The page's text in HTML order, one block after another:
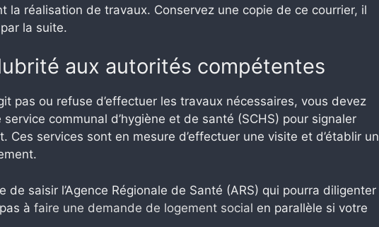
la réalisation de travaux. Conservez une copie de ce courrier, il
la suite.
aux autorités compétentes
pas ou refuse d’effectuer les travaux nécessaires, vous devez
communal d’hygiène et de santé (SCHS) pour signaler
Ces services sont en mesure d’effectuer une visite et d’établir un
de saisir l’Agence Régionale de Santé (ARS) qui pourra diligenter
à faire une demande de logement social en parallèle si votre